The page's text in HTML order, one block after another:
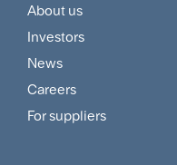
Footer
Customer
and
Supplier
About us
Investors
News
Careers
For suppliers